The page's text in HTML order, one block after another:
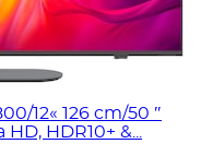
12« 126 cm/50 ″
HDR10+ &...